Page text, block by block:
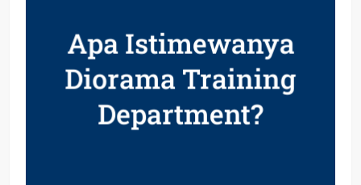
Apa Istimewanya
Diorama Training
Department?